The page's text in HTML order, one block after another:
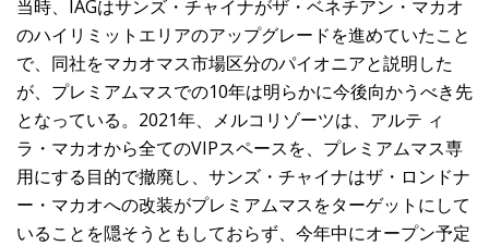
当時、IAGはサンズ・チャイナがザ・ベネチアン・マカオ
のハイリミットエリアのアップグレードを進めていたこと
で、同社をマカオマス市場区分のパイオニアと説明した
が、プレミアムマスでの10年は明らかに今後向かうべき先
となっている。2021年、メルコリゾーツは、アルテ ィ
ラ・マカオから全てのVIPスペースを、プレミアムマス専
用にする目的で撤廃し、サンズ・チャイナはザ・ロンドナ
ー・マカオへの改装がプレミアムマスをターゲットにして
いることを隠そうともしておらず、今年中にオープン予定